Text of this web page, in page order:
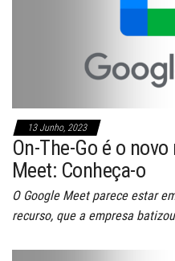
13 Junho, 2023
On-The-Go é o
Meet: Conheça-o
O Google Meet parece estar
recurso, que a empresa